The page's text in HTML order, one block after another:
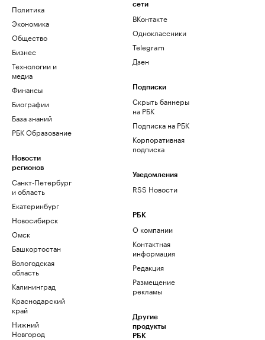
Политика
Экономика
Общество
Бизнес
Технологии и
медиа
Финансы
Биографии
База знаний
РБК Образование
Новости
регионов
Санкт-Петербург
и область
Екатеринбург
Новосибирск
Омск
Башкортостан
Вологодская
область
Калининград
Краснодарский
край
Нижний
Новгород
сети
ВКонтакте
Одноклассники
Telegram
Дзен
Подписки
Скрыть баннеры
на РБК
Подписка на РБК
Корпоративная
подписка
Уведомления
RSS Новости
РБК
О компании
Контактная
информация
Редакция
Размещение
рекламы
Другие
продукты
РБК